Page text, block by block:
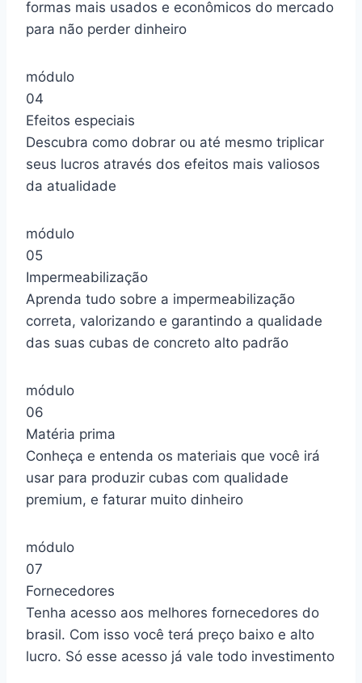
formas mais usados e econômicos do mercado
para não perder dinheiro
módulo
04
Efeitos especiais
Descubra como dobrar ou até mesmo triplicar
seus lucros através dos efeitos mais valiosos
da atualidade
módulo
05
Impermeabilização
Aprenda tudo sobre a impermeabilização
correta, valorizando e garantindo a qualidade
das suas cubas de concreto alto padrão
módulo
06
Matéria prima
Conheça e entenda os materiais que você irá
usar para produzir cubas com qualidade
premium, e faturar muito dinheiro
módulo
07
Fornecedores
Tenha acesso aos melhores fornecedores do
brasil. Com isso você terá preço baixo e alto
lucro. Só esse acesso já vale todo investimento